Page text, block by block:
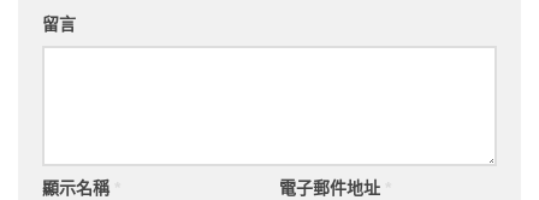
留言
顯示名稱 電子郵件地址